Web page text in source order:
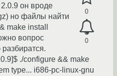
0
0
он вроде
но файлы найти
make install
вопрос
./configure && make
type... i686-pc-linux-gnu